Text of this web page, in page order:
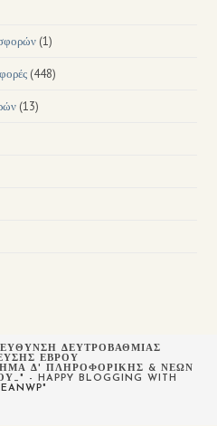
(1)
(448)
(13)
ΔΕΥΤΡΟΒΑΘΜΙΑΣ
ΕΒΡΟΥ
Δ' ΠΛΗΡΟΦΟΡΙΚΉΣ & ΝΈΩΝ
- HAPPY BLOGGING WITH
"